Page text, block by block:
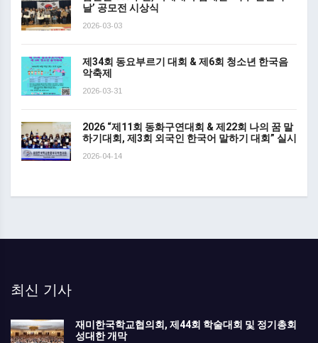
날’ 공모전 시상식
2026-03-03
제34회 동요부르기 대회 & 제6회 청소년 한국음
악축제
2026-03-31
2026 “제11회 동화구연대회 & 제22회 나의 꿈 말
하기대회, 제3회 외국인 한국어 말하기 대회” 실시
2026-04-14
최신 기사
재미한국학교협의회, 제44회 학술대회 및 정기총회
성대한 개막